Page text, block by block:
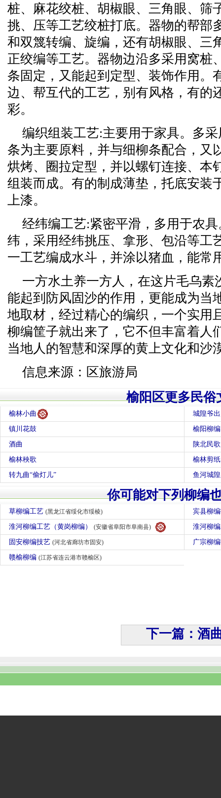
桩、麻花绞桩、胡椒眼、三角眼、筛
挑、压等工艺绞桩打底。器物的帮部
和双篾转编、旋编，还有胡椒眼、三
正绞编等工艺。器物边沿多采用窝桩
条固定，又能起到定型、装饰作用。
边、帮互代的工艺，别有风格，有的
彩。
编织组装工艺:主要用于家具。多
条为主要原料，并与细柳条配合，又
烘烤、圈拉定型，并以螺钉连接、本
组装而成。有的制成薄垫，托底安装
上漆。
经纬编工艺:紧密平滑，多用于农
纬，采用经纬挑压、拿形、包沿等工
一工艺编成水斗，并涂以猪血，能常
一方水土养一方人，在这片毛乌素
能起到防风固沙的作用，更能成为当
地取材，经过精心的编织，一个实用
柳编筐子就出来了，它不但丰富着人
当地人的智慧和深厚的黄上文化和沙
信息来源：区旅游局
榆阳区更多民俗
榆林小曲 城隍爷
镇川花鼓 榆阳柳编
酒曲 陕北民歌
榆林秧歌 榆林剪纸
转九曲“偷灯儿” 鱼河城
你可能对下列柳编
草柳编工艺 (黑龙江省绥化市绥棱) 宾县柳
淮河柳编工艺（黄岗柳编） (安徽省阜阳市阜南县) 淮河柳
固安柳编技艺 (河北省廊坊市固安) 广宗柳
赣榆柳编 (江苏省连云港市赣榆区)
下一篇：酒